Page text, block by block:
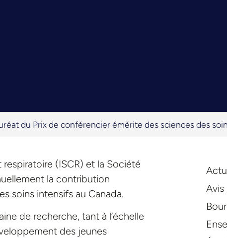
du Prix de conférencier émérite des sciences des
(ISCR) et la Société
la contribution
soins intensifs au Canada.
de recherche, tant à l’échelle
des jeunes